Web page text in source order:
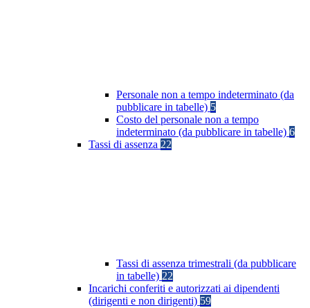
Personale non a tempo indeterminato (da
pubblicare in tabelle) 5
Costo del personale non a tempo
indeterminato (da pubblicare in tabelle) 6
Tassi di assenza 22
Tassi di assenza trimestrali (da pubblicare
in tabelle) 22
Incarichi conferiti e autorizzati ai dipendenti
(dirigenti e non dirigenti) 59